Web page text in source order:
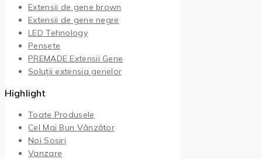
Extensii de gene brown
Extensii de gene negre
LED Tehnology
Pensete
PREMADE Extensii Gene
Soluții extensia genelor
Highlight
Toate Produsele
Cel Mai Bun Vânzător
Noi Sosiri
Vanzare